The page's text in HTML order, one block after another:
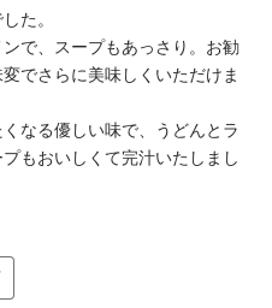
た。
で、スープもあっさり。お勧
でさらに美味しくいただけま
なる優しい味で、うどんとラ
もおいしくて完汁いたしまし